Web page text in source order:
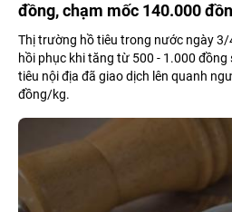
đồng, chạm mốc 140.000
Thị trường hồ tiêu trong nước ngày
hồi phục khi tăng từ 500 - 1.000 đồng
tiêu nội địa đã giao dịch lên quanh
đồng/kg.